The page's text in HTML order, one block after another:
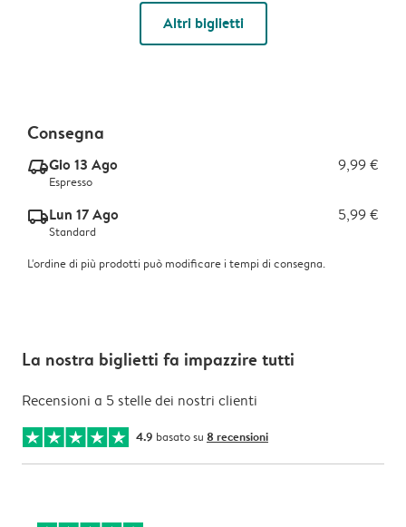
Altri biglietti
Consegna
delivery_express_v2Gio 13 Ago 9,99 €
Espresso
delivery_standard_v2Lun 17 Ago 5,99 €
Standard
L'ordine di più prodotti può modificare i tempi di consegna.
La nostra biglietti fa impazzire tutti
Recensioni a 5 stelle dei nostri clienti
4.9 basato su 8 recensioni